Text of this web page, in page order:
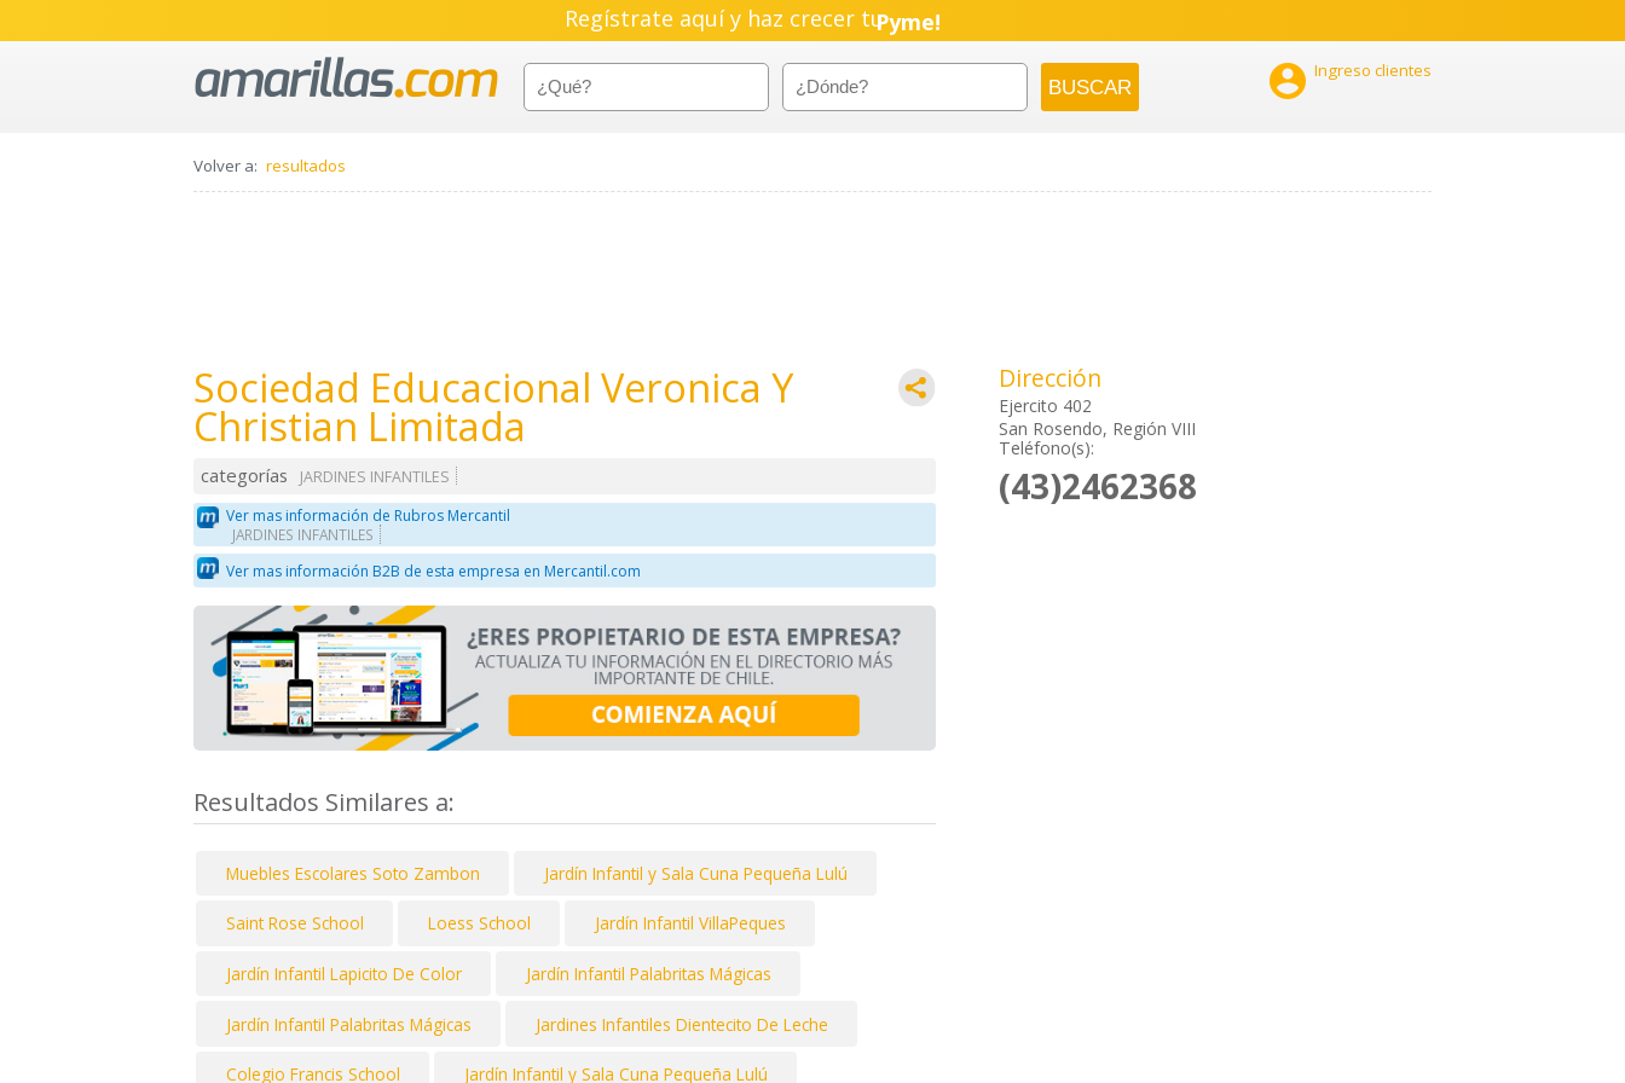
Regístrate aquí y haz crecer tuPyme!
Emprendimiento!
 Ingreso clientes
Volver a: resultados
Sociedad Educacional Veronica Y
Christian Limitada
categorías
JARDINES INFANTILES
Ver mas información de Rubros Mercantil
JARDINES INFANTILES
Ver mas información B2B de esta empresa en Mercantil.com
Resultados Similares a:
Muebles Escolares Soto Zambon Jardín Infantil y Sala Cuna Pequeña Lulú
Saint Rose School Loess School Jardín Infantil VillaPeques
Jardín Infantil Lapicito De Color Jardín Infantil Palabritas Mágicas
Jardín Infantil Palabritas Mágicas Jardines Infantiles Dientecito De Leche
Colegio Francis School Jardín Infantil y Sala Cuna Pequeña Lulú
Dirección
Ejercito 402
San Rosendo, Región VIII
Teléfono(s):
(43)2462368